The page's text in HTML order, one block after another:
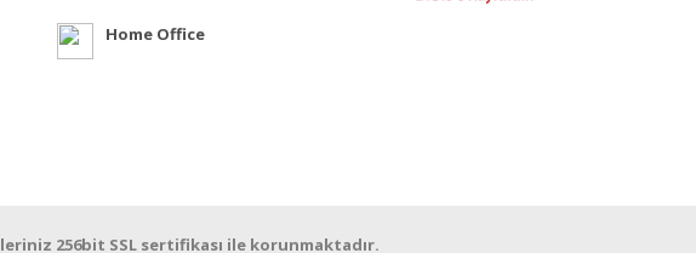
Home Office
256bit SSL sertifikası ile korunmaktadır.